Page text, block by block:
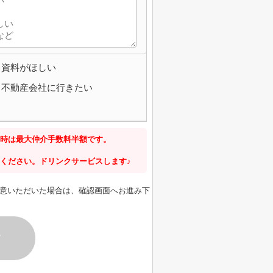
資料がほしい
不動産会社に行きたい
最大仲介手数料半額です。
ださい。ドリンクサービスします♪
いただいた場合は、確認画面へお進み下